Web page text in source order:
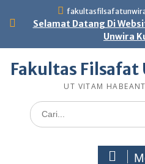
Selamat Datang Di
Unwira
Fakultas
UT VITAM
Search
for: